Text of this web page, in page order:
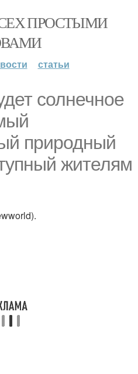
ПРОСТЫМИ
статьи
солнечное
природный
жителям